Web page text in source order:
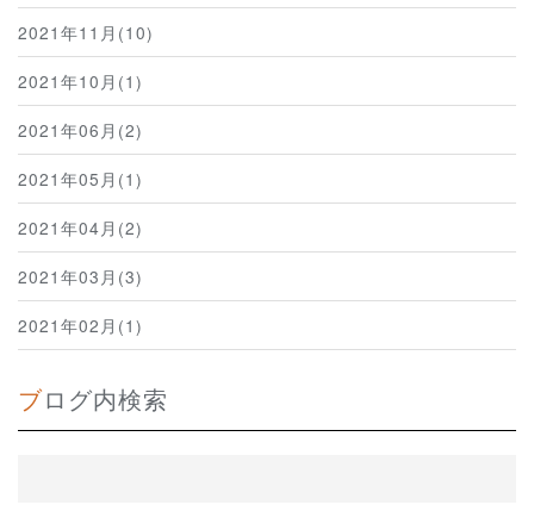
2021年11月(10)
2021年10月(1)
2021年06月(2)
2021年05月(1)
2021年04月(2)
2021年03月(3)
2021年02月(1)
ブログ内検索